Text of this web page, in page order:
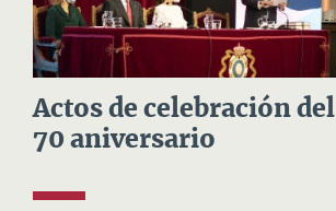
Actos de celebración del
70 aniversario